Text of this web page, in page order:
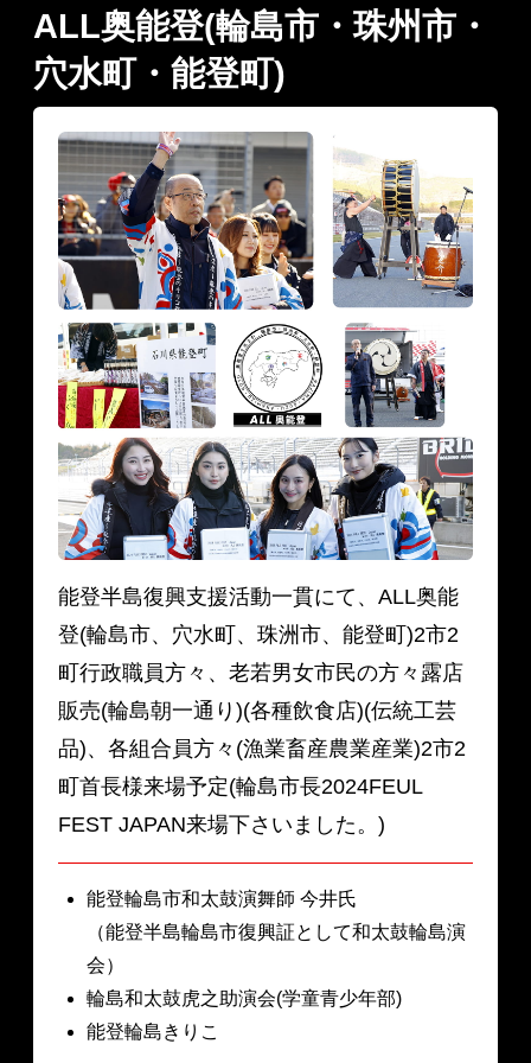
ALL奥能登(輪島市・珠州市・
穴水町・能登町)
能登半島復興支援活動一貫にて、ALL奥能
登(輪島市、穴水町、珠洲市、能登町)2市2
町行政職員方々、老若男女市民の方々露店
販売(輪島朝一通り)(各種飲食店)(伝統工芸
品)、各組合員方々(漁業畜産農業産業)2市2
町首長様来場予定(輪島市長2024FEUL
FEST JAPAN来場下さいました。)
能登輪島市和太鼓演舞師 今井氏
（能登半島輪島市復興証として和太鼓輪島演
会）
輪島和太鼓虎之助演会(学童青少年部)
能登輪島きりこ